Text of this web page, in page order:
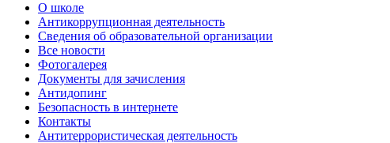
О школе
Антикоррупционная деятельность
Сведения об образовательной организации
Все новости
Фотогалерея
Документы для зачисления
Антидопинг
Безопасность в интернете
Контакты
Антитеррористическая деятельность